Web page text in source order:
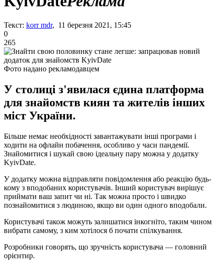
Текст: korr mdr, 11 березня 2021, 15:45
0
265
Фото надано рекламодавцем
У столиці з'явилася єдина платформа
для знайомств киян та жителів інших
міст України.
Більше немає необхідності завантажувати інші програми і
ходити на офлайн побачення, особливо у часи пандемії.
Знайомитися і шукай свою ідеальну пару можна у додатку
KyivDate.
У додатку можна відправляти повідомлення або реакцію будь-
кому з вподобаних користувачів. Інший користувач вирішує
приймати ваш запит чи ні. Так можна просто і швидко
познайомитися з людиною, якщо ви один одного вподобали.
Користувачі також можуть залишатися інкогніто, таким чином
вибрати самому, з ким хотілося б почати спілкування.
Розробники говорять, що зручність користувача — головний
орієнтир.